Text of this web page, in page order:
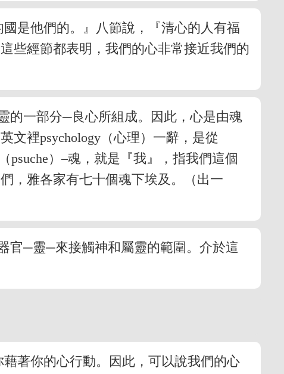
是他們的。』八節說，『清心的人有福
些經節都表明，我們的心非常接近我們的
的一部分─良心所組成。因此，心是由魂
文裡psychology（心理）一辭，是從
）–魂，就是『我』，指我們這個
，雅各家有七十個魂下埃及。（出一
官─靈─來接觸神和屬靈的範圍。介於這
著你的心行動。因此，可以說我們的心